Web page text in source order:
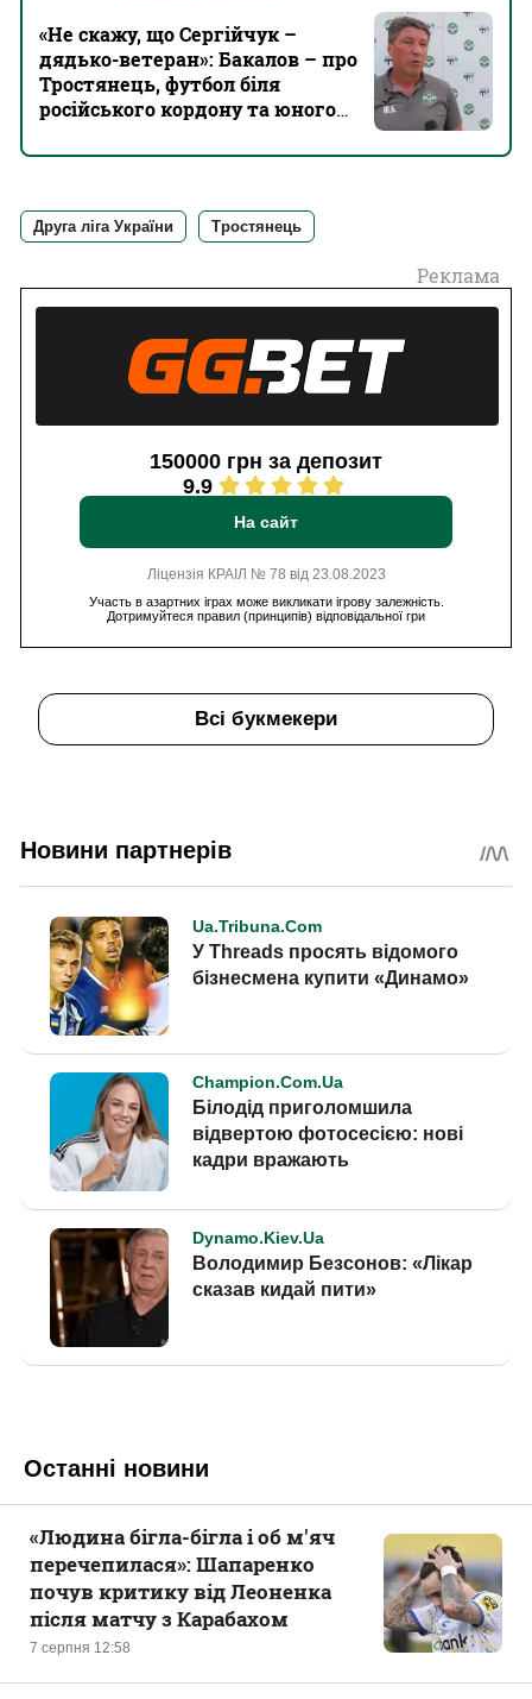
«Не скажу, що Сергійчук –
дядько-ветеран»: Бакалов – про
Тростянець, футбол біля
російського кордону та юного
Друга ліга України Тростянець
Реклама
150000 грн за депозит
9.9
На сайт
Ліцензія КРАІЛ № 78 від 23.08.2023
Участь в азартних іграх може викликати ігрову залежність.
Дотримуйтеся правил (принципів) відповідальної гри
Всі букмекери
Останні новини
7 серпня 12:58
«Людина бігла-бігла і об м'яч
перечепилася»: Шапаренко
почув критику від Леоненка
після матчу з Карабахом